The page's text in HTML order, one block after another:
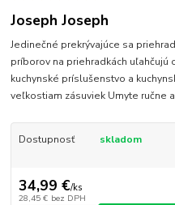
Joseph Joseph
Jedinečné prekrývajúce sa
príborov na priehradkách uľahčujú
kuchynské príslušenstvo a
veľkostiam zásuviek Umyte ručne
Dostupnosť skladom
34,99 €/ks
28,45 € bez DPH